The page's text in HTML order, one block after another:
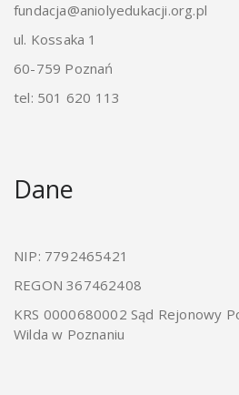
fundacja@aniolyedukacji.org.pl
ul. Kossaka 1
60-759 Poznań
tel: 501 620 113
Dane
NIP: 7792465421
REGON 367462408
KRS 0000680002 Sąd Rejonowy
Wilda w Poznaniu